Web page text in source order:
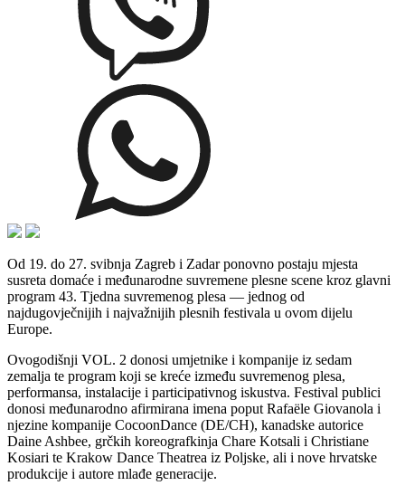
Od 19. do 27. svibnja Zagreb i Zadar ponovno postaju mjesta
susreta domaće i međunarodne suvremene plesne scene kroz glavni
program 43. Tjedna suvremenog plesa — jednog od
najdugovječnijih i najvažnijih plesnih festivala u ovom dijelu
Europe.
Ovogodišnji VOL. 2 donosi umjetnike i kompanije iz sedam
zemalja te program koji se kreće između suvremenog plesa,
performansa, instalacije i participativnog iskustva. Festival publici
donosi međunarodno afirmirana imena poput Rafaële Giovanola i
njezine kompanije CocoonDance (DE/CH), kanadske autorice
Daine Ashbee, grčkih koreografkinja Chare Kotsali i Christiane
Kosiari te Krakow Dance Theatrea iz Poljske, ali i nove hrvatske
produkcije i autore mlađe generacije.